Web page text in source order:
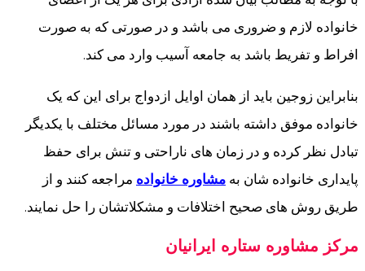
خانواده لازم و ضروری می باشد و در صورتی که به صورت
افراط و تفریط باشد به جامعه آسیب وارد می کند.
بنابراین زوجین باید از همان اوایل ازدواج برای این که یک
خانواده موفق داشته باشند در مورد مسائل مختلف با یکدیگر
تبادل نظر کرده و در زمان های ناراحتی و تنش برای حفظ
پایداری خانواده شان به مشاوره خانواده مراجعه کنند و از
طریق روش های صحیح اختلافات و مشکلاتشان را حل نمایند.
مرکز مشاوره ستاره ایرانیان